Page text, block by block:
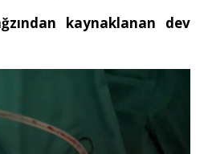
kaynaklanan dev